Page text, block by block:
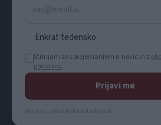
Strinjam se s prejemanjem e-novic in z
podatkov.
Prijavi me
Odjava z enim klikom kadarkoli.